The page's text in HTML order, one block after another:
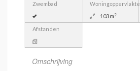
Zwembad
Woningoppervlakte
103 m2
Afstanden
Omschrijving